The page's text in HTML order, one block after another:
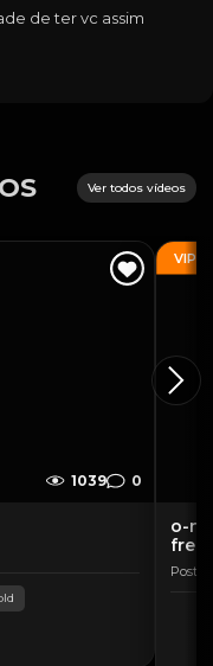
de ter vc assim
Ver todos vídeos
1039 0
VIP
o-